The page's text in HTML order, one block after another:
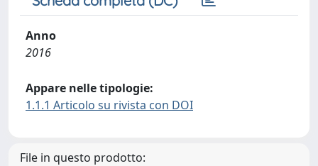
Anno
2016
Appare nelle tipologie:
1.1.1 Articolo su rivista con DOI
File in questo prodotto: